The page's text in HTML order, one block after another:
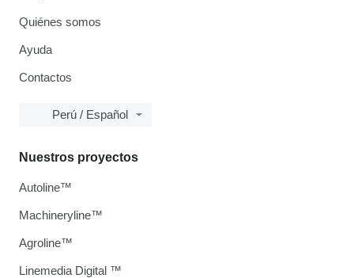
Quiénes somos
Ayuda
Contactos
Perú / Español
Nuestros proyectos
Autoline™
Machineryline™
Agroline™
Linemedia Digital ™